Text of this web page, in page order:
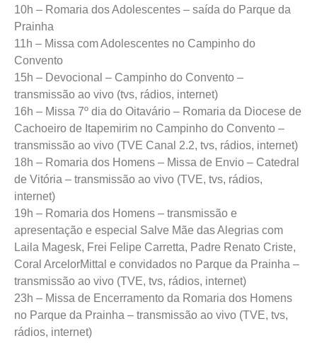
10h – Romaria dos Adolescentes – saída do Parque da
Prainha
11h – Missa com Adolescentes no Campinho do
Convento
15h – Devocional – Campinho do Convento –
transmissão ao vivo (tvs, rádios, internet)
16h – Missa 7º dia do Oitavário – Romaria da Diocese de
Cachoeiro de Itapemirim no Campinho do Convento –
transmissão ao vivo (TVE Canal 2.2, tvs, rádios, internet)
18h – Romaria dos Homens – Missa de Envio – Catedral
de Vitória – transmissão ao vivo (TVE, tvs, rádios,
internet)
19h – Romaria dos Homens – transmissão e
apresentação e especial Salve Mãe das Alegrias com
Laila Magesk, Frei Felipe Carretta, Padre Renato Criste,
Coral ArcelorMittal e convidados no Parque da Prainha –
transmissão ao vivo (TVE, tvs, rádios, internet)
23h – Missa de Encerramento da Romaria dos Homens
no Parque da Prainha – transmissão ao vivo (TVE, tvs,
rádios, internet)